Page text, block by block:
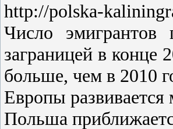
http://polska-
Число эмигрантов
заграницей в конце
больше, чем в 2010
Европы развивается
Польша